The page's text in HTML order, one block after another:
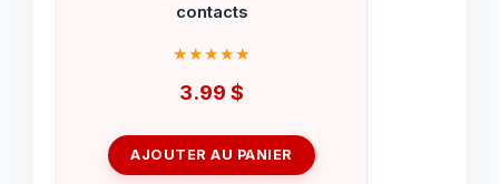
contacts
3.99 $
AJOUTER AU PANIER